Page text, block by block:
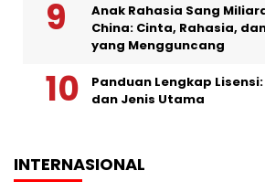
Anak Rahasia Sang
China: Cinta, Rahasia,
yang Mengguncang
Panduan Lengkap
dan Jenis Utama
INTERNASIONAL